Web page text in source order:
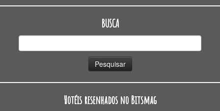
BUSCA
Hotéis resenhados no Bitsmag